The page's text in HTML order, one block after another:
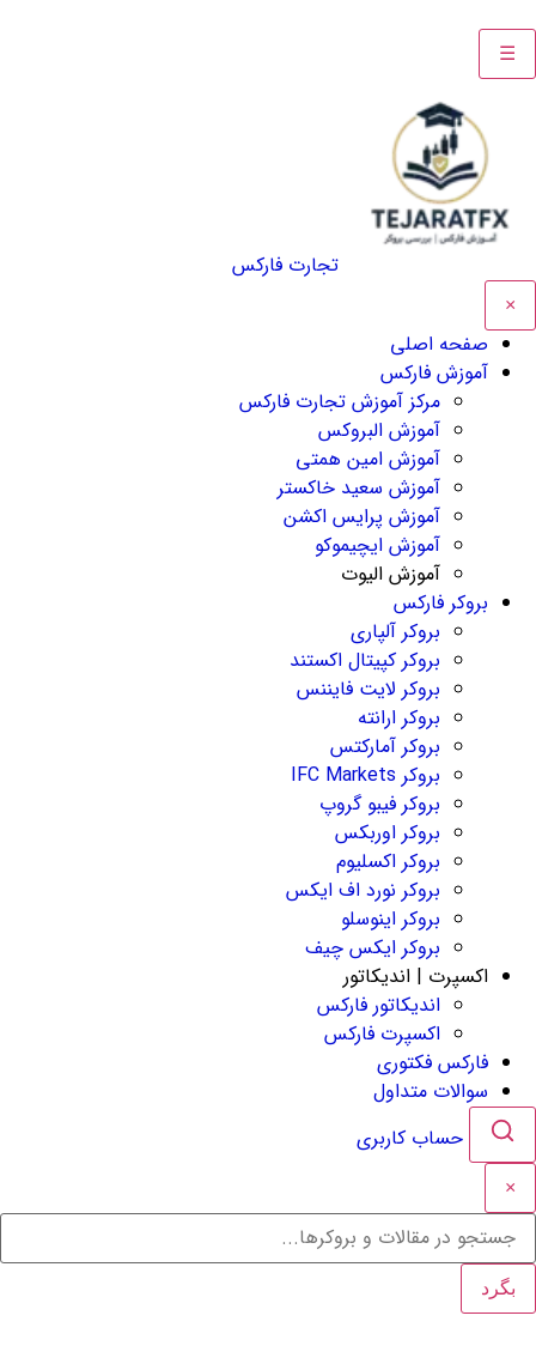
☰
تجارت فارکس
×
صفحه اصلی
آموزش فارکس
مرکز آموزش تجارت فارکس
آموزش البروکس
آموزش امین همتی
آموزش سعید خاکستر
آموزش پرایس اکشن
آموزش ایچیموکو
آموزش الیوت
بروکر فارکس
بروکر آلپاری
بروکر کپیتال اکستند
بروکر لایت فایننس
بروکر ارانته
بروکر آمارکتس
بروکر IFC Markets
بروکر فیبو گروپ
بروکر اوربکس
بروکر اکسلیوم
بروکر نورد اف ایکس
بروکر اینوسلو
بروکر ایکس چیف
اکسپرت | اندیکاتور
اندیکاتور فارکس
اکسپرت فارکس
فارکس فکتوری
سوالات متداول
حساب کاربری
×
بگرد